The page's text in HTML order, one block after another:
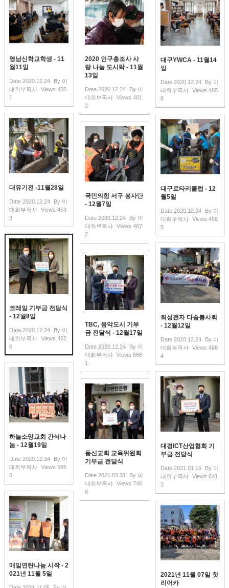
영남신학교학생 - 11
월11일
Date 2020.12.24 By 이
대희부목사 Views 455
1
2020 인구총조사 사
랑 나눔 도시락 - 11월
13일
Date 2020.12.24 By 이
대희부목사 Views 481
2
대구YWCA - 11월14
일
Date 2020.12.24 By 이
대희부목사 Views 485
8
대유기전 -11월28일
Date 2020.12.24 By 이
대희부목사 Views 453
3
대구로타리클럽 - 12
월5일
Date 2020.12.24 By 이
대희부목사 Views 458
5
국민의힘 서구 봉사단
- 12월7일
Date 2020.12.24 By 이
대희부목사 Views 487
2
코레일 기부금 전달식
- 12월8일
Date 2020.12.24 By 이
대희부목사 Views 462
6
희성전자 다솜봉사회
- 12월12일
Date 2020.12.24 By 이
대희부목사 Views 488
4
TBC, 음악도시 기부
금 전달식 - 12월17일
Date 2020.12.24 By 이
대희부목사 Views 666
1
하늘소망교회 간식나
눔 - 12월19일
Date 2020.12.24 By 이
대희부목사 Views 585
0
대경ICT산업협회 기
부금 전달식
Date 2021.01.15 By 이
대희부목사 Views 641
3
동신교회 교육위원회
기부금 전달식
Date 2021.03.31 By 이
대희부목사 Views 746
8
매일연탄나눔 시작 - 2
021년 11월 5일
2021년 11월 07일 첫
리어카